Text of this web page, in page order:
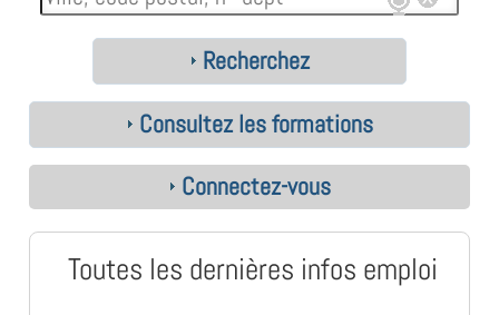
Recherchez
Consultez les formations
Connectez-vous
Toutes les dernières infos emploi